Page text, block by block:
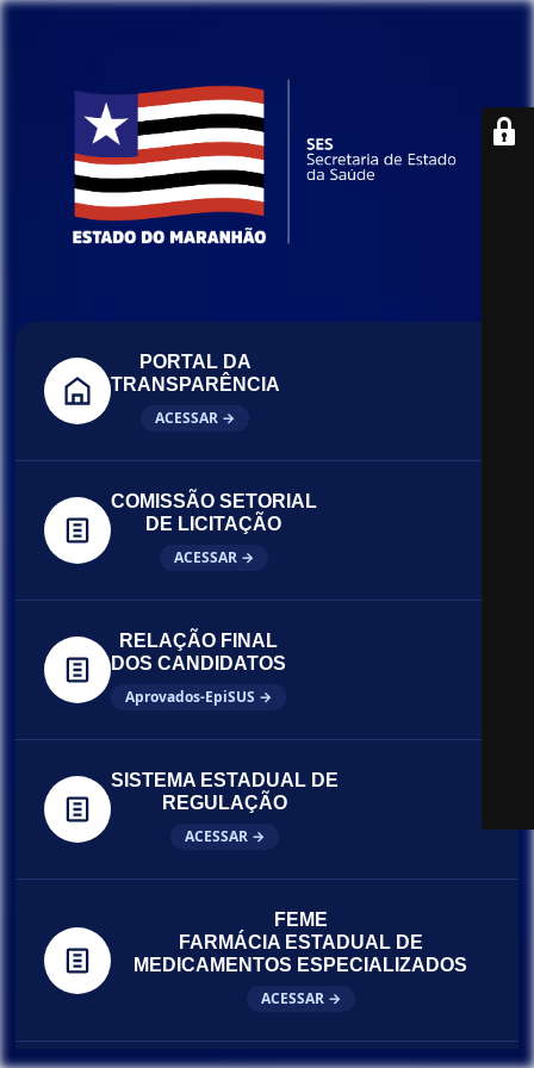
PORTAL DA
TRANSPARÊNCIA
ACESSAR →
COMISSÃO SETORIAL
DE LICITAÇÃO
ACESSAR →
RELAÇÃO FINAL
DOS CANDIDATOS
Aprovados-EpiSUS →
SISTEMA ESTADUAL DE
REGULAÇÃO
ACESSAR →
FEME
FARMÁCIA ESTADUAL DE
MEDICAMENTOS ESPECIALIZADOS
ACESSAR →